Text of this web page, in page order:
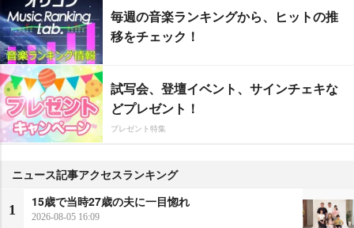
毎週の音楽ランキングから、ヒットの推
移をチェック！
試写会、登壇イベント、サインチェキな
どプレゼント！
プレゼント特集
ニュース記事アクセスランキング
1
15歳で当時27歳の夫に一目惚れ
2026-08-05 16:09